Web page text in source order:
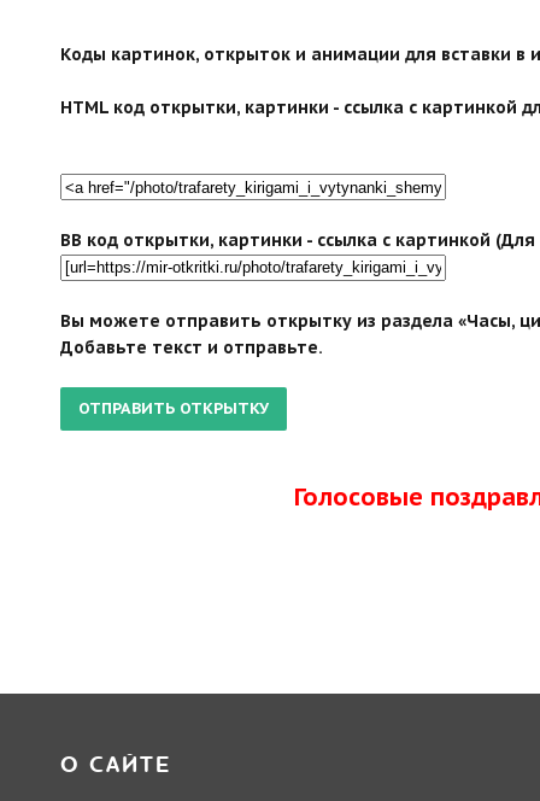
Коды картинок, открыток и анимации для вставки в
HTML код открытки, картинки - ссылка с картинкой
BB код открытки, картинки - ссылка с картинкой
Вы можете отправить открытку из раздела «Часы,
Добавьте текст и отправьте.
Голосовые
О САЙТЕ